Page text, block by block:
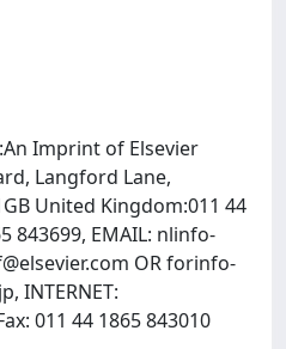
Imprint of Elsevier
Langford Lane,
United Kingdom:011 44
843699, EMAIL: nlinfo-
ORforinfo-
, INTERNET: